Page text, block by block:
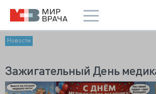
Новости
Зажигательный День